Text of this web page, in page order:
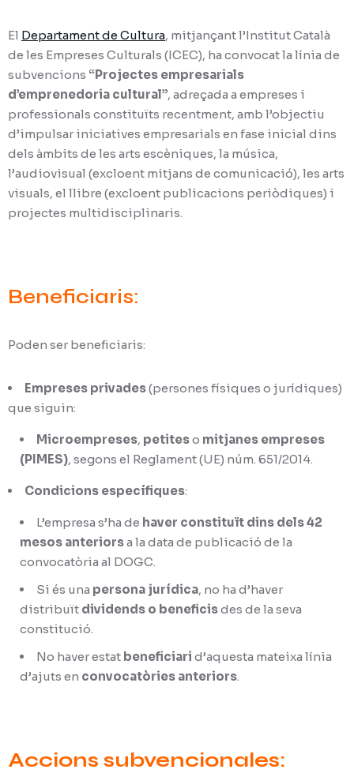
El Departament de Cultura, mitjançant l’Institut Català
de les Empreses Culturals (ICEC), ha convocat la línia de
subvencions “Projectes empresarials
d’emprenedoria cultural”, adreçada a empreses i
professionals constituïts recentment, amb l’objectiu
d’impulsar iniciatives empresarials en fase inicial dins
dels àmbits de les arts escèniques, la música,
l’audiovisual (excloent mitjans de comunicació), les arts
visuals, el llibre (excloent publicacions periòdiques) i
projectes multidisciplinaris.
Beneficiaris:
Poden ser beneficiaris:
Empreses privades(persones físiques o jurídiques)
que siguin:
Microempreses, petiteso mitjanes empreses
(PIMES), segons el Reglament (UE) núm. 651/2014.
Condicions específiques:
L’empresa s’ha de haver constituït dins dels 42
mesos anteriorsa la data de publicació de la
convocatòria al DOGC.
Si és una persona jurídica, no ha d’haver
distribuït dividends o beneficisdes de la seva
constitució.
No haver estat beneficiari d’aquesta mateixa línia
d’ajuts en convocatòries anteriors.
Accions subvencionales: